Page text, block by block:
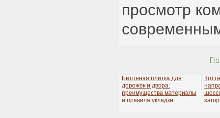
просмотр
Бетонная плитка для
дорожек и двора:
преимущества материалы
и правила укладки